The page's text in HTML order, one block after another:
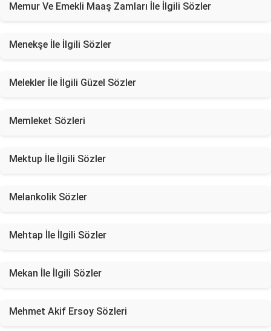
Memur Ve Emekli Maaş Zamları İle İlgili Sözler
Menekşe İle İlgili Sözler
Melekler İle İlgili Güzel Sözler
Memleket Sözleri
Mektup İle İlgili Sözler
Melankolik Sözler
Mehtap İle İlgili Sözler
Mekan İle İlgili Sözler
Mehmet Akif Ersoy Sözleri